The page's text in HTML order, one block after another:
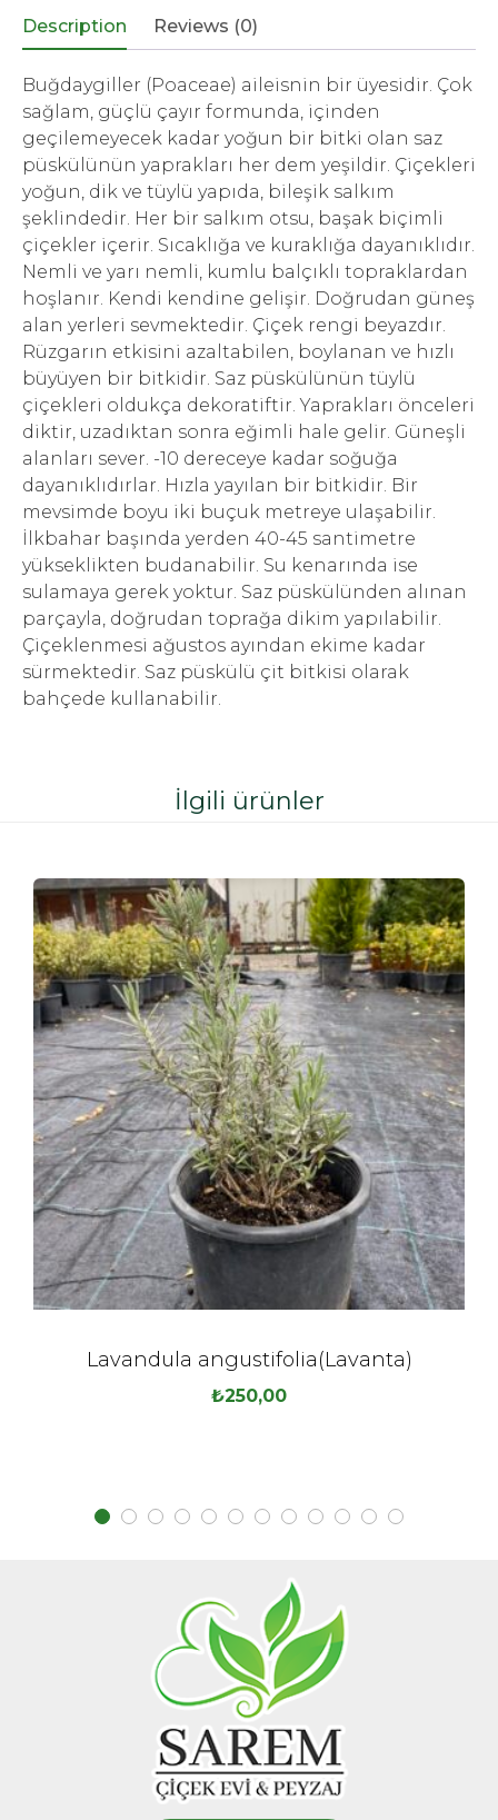
Description Reviews (0)
Buğdaygiller (Poaceae) aileisnin bir üyesidir. Çok
sağlam, güçlü çayır formunda, içinden
geçilemeyecek kadar yoğun bir bitki olan saz
püskülünün yaprakları her dem yeşildir. Çiçekleri
yoğun, dik ve tüylü yapıda, bileşik salkım
şeklindedir. Her bir salkım otsu, başak biçimli
çiçekler içerir. Sıcaklığa ve kuraklığa dayanıklıdır.
Nemli ve yarı nemli, kumlu balçıklı topraklardan
hoşlanır. Kendi kendine gelişir. Doğrudan güneş
alan yerleri sevmektedir. Çiçek rengi beyazdır.
Rüzgarın etkisini azaltabilen, boylanan ve hızlı
büyüyen bir bitkidir. Saz püskülünün tüylü
çiçekleri oldukça dekoratiftir. Yaprakları önceleri
diktir, uzadıktan sonra eğimli hale gelir. Güneşli
alanları sever. -10 dereceye kadar soğuğa
dayanıklıdırlar. Hızla yayılan bir bitkidir. Bir
mevsimde boyu iki buçuk metreye ulaşabilir.
İlkbahar başında yerden 40-45 santimetre
yükseklikten budanabilir. Su kenarında ise
sulamaya gerek yoktur. Saz püskülünden alınan
parçayla, doğrudan toprağa dikim yapılabilir.
Çiçeklenmesi ağustos ayından ekime kadar
sürmektedir. Saz püskülü çit bitkisi olarak
bahçede kullanabilir.
İlgili ürünler
Lavandula angustifolia(Lavanta)
₺250,00